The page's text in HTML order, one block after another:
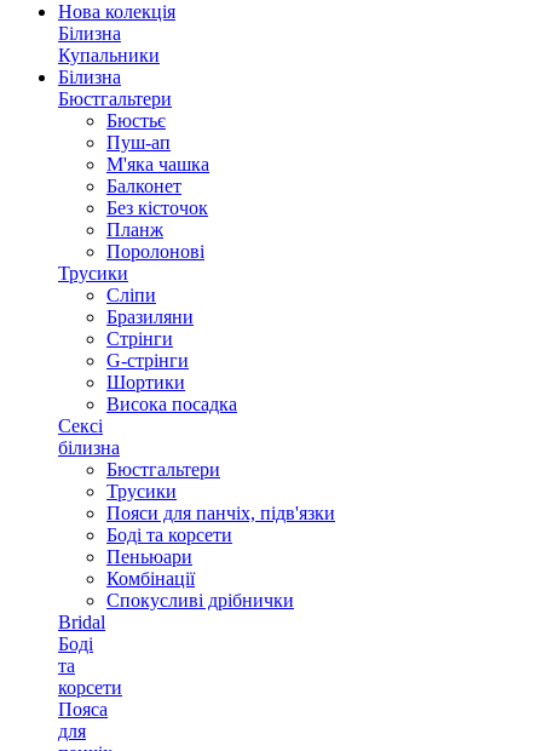
Нова колекція
Білизна
Купальники
Білизна
Бюстгальтери
Бюстьє
Пуш-ап
М'яка чашка
Балконет
Без кісточок
Планж
Поролонові
Трусики
Сліпи
Бразиляни
Стрінги
G-стрінги
Шортики
Висока посадка
Сексі
білизна
Бюстгальтери
Трусики
Пояси для панчіх, підв'язки
Боді та корсети
Пеньюари
Комбінації
Спокусливі дрібнички
Bridal
Боді
та
корсети
Пояса
для